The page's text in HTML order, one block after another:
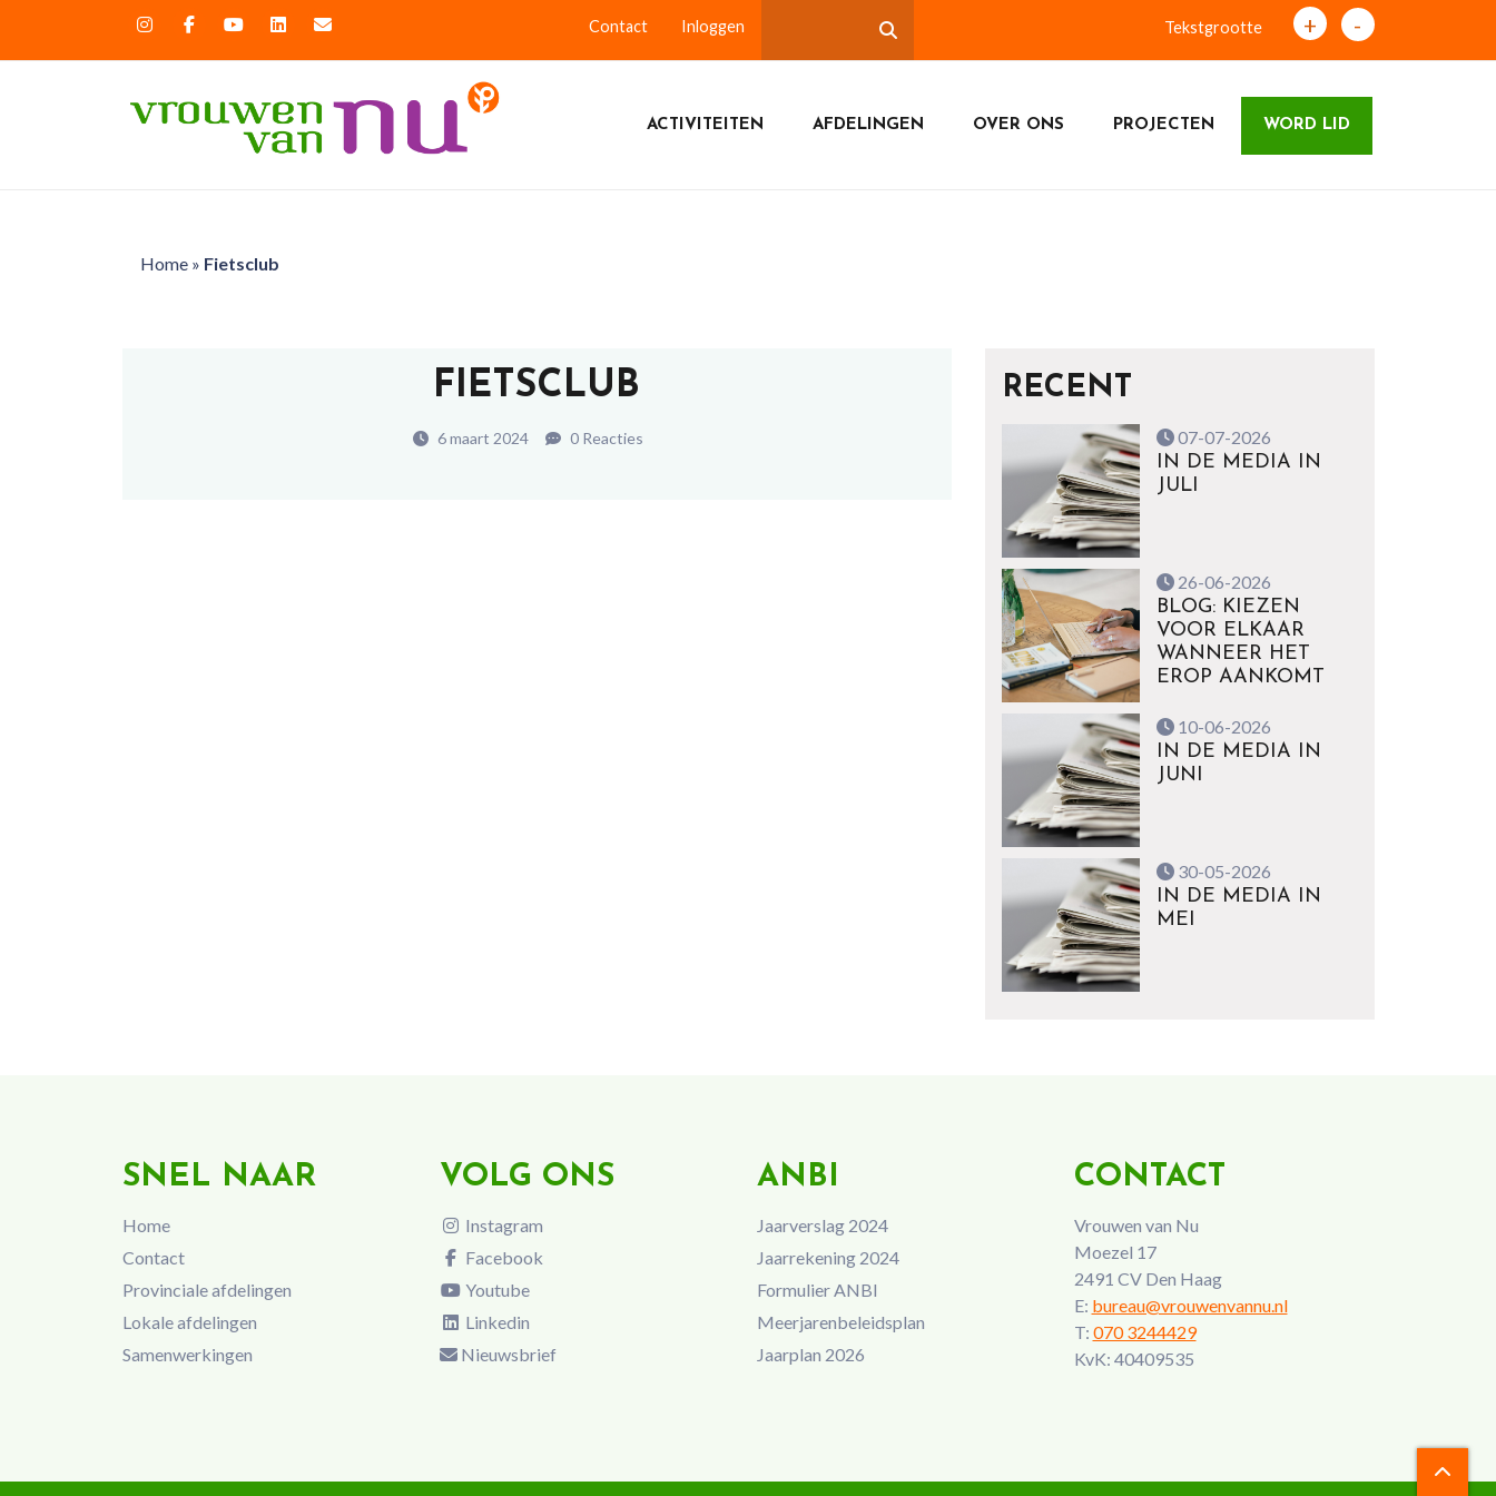
Contact Inloggen Tekstgrootte + -
ACTIVITEITEN AFDELINGEN OVER ONS PROJECTEN WORD LID
Home» Fietsclub
FIETSCLUB
6 maart 2024 0 Reacties
RECENT
07-07-2026
IN DE MEDIA IN
JULI
26-06-2026
BLOG: KIEZEN
VOOR ELKAAR
WANNEER HET
EROP AANKOMT
10-06-2026
IN DE MEDIA IN
JUNI
30-05-2026
IN DE MEDIA IN
MEI
SNEL NAAR
Home
Contact
Provinciale afdelingen
Lokale afdelingen
Samenwerkingen
VOLG ONS
Instagram
Facebook
Youtube
Linkedin
Nieuwsbrief
ANBI
Jaarverslag 2024
Jaarrekening 2024
Formulier ANBI
Meerjarenbeleidsplan
Jaarplan 2026
CONTACT
Vrouwen van Nu
Moezel 17
2491 CV Den Haag
E: bureau@vrouwenvannu.nl
T: 070 3244429
KvK: 40409535